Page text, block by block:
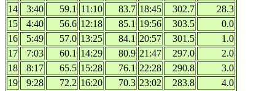
14
3:40 59.1 11:10 83.7 18:45 302.7
28.3
15
4:40 56.6 12:18 85.1 19:56 303.5
0.0
16
5:49 57.0 13:25 84.1 20:57 301.5
1.0
17
7:03 60.1 14:29 80.9 21:47 297.0
2.0
18
8:17 65.5 15:28 76.1 22:28 290.8
3.0
19
9:28 72.2 16:20 70.3 23:02 283.8
4.0